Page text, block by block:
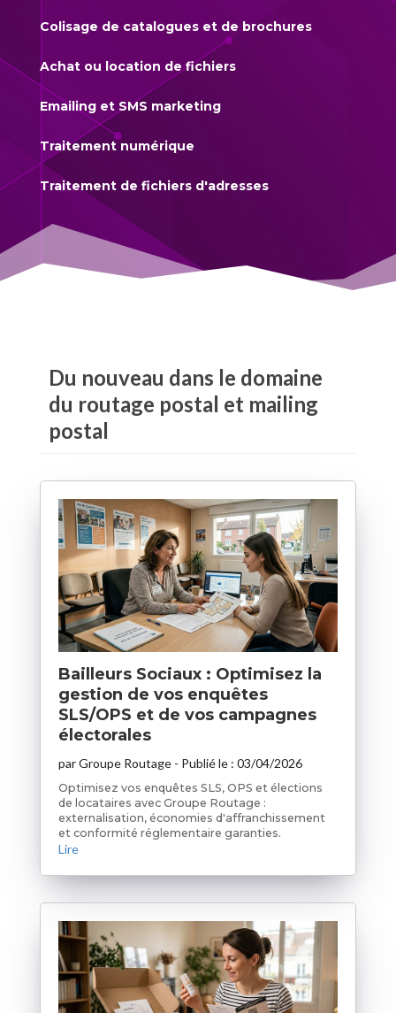
Colisage de catalogues et de brochures
Achat ou location de fichiers
Emailing et SMS marketing
Traitement numérique
Traitement de fichiers d'adresses
Du nouveau dans le domaine
du routage postal et mailing
postal
Bailleurs Sociaux : Optimisez la
gestion de vos enquêtes
SLS/OPS et de vos campagnes
électorales
parGroupe Routage- Publié le : 03/04/2026
Optimisez vos enquêtes SLS, OPS et élections
de locataires avec Groupe Routage :
externalisation, économies d'affranchissement
et conformité réglementaire garanties.
Lire